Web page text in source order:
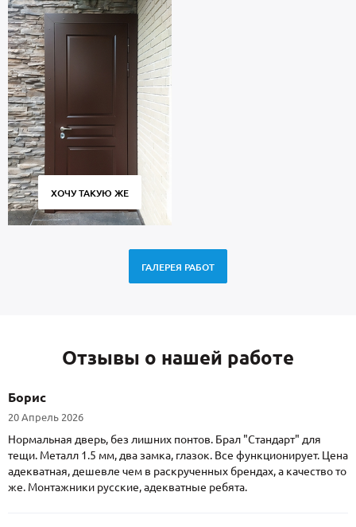
ХОЧУ ТАКУЮ ЖЕ
ГАЛЕРЕЯ РАБОТ
Отзывы о нашей работе
Борис
20 Апрель 2026
Нормальная дверь, без лишних понтов. Брал "Стандарт" для
тещи. Металл 1.5 мм, два замка, глазок. Все функционирует. Цена
адекватная, дешевле чем в раскрученных брендах, а качество то
же. Монтажники русские, адекватные ребята.